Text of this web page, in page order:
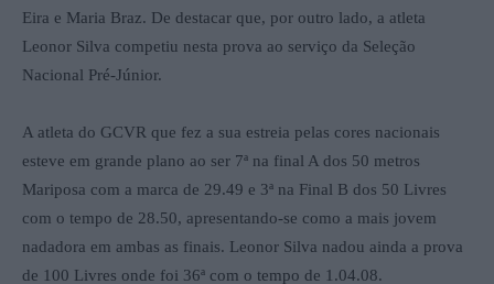
Eira e Maria Braz. De destacar que, por outro lado, a atleta
Leonor Silva competiu nesta prova ao serviço da Seleção
Nacional Pré-Júnior.
A atleta do GCVR que fez a sua estreia pelas cores nacionais
esteve em grande plano ao ser 7ª na final A dos 50 metros
Mariposa com a marca de 29.49 e 3ª na Final B dos 50 Livres
com o tempo de 28.50, apresentando-se como a mais jovem
nadadora em ambas as finais. Leonor Silva nadou ainda a prova
de 100 Livres onde foi 36ª com o tempo de 1.04.08.